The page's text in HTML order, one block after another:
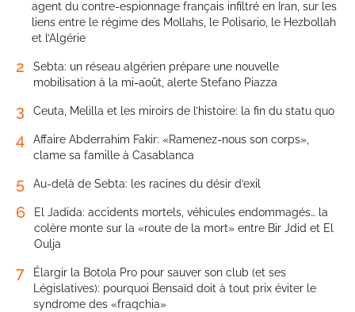
agent du contre-espionnage français infiltré en Iran, sur les
liens entre le régime des Mollahs, le Polisario, le Hezbollah
et l’Algérie
2
Sebta: un réseau algérien prépare une nouvelle
mobilisation à la mi-août, alerte Stefano Piazza
3 Ceuta, Melilla et les miroirs de l’histoire: la fin du statu quo
4
Affaire Abderrahim Fakir: «Ramenez-nous son corps»,
clame sa famille à Casablanca
5 Au-delà de Sebta: les racines du désir d’exil
6
El Jadida: accidents mortels, véhicules endommagés… la
colère monte sur la «route de la mort» entre Bir Jdid et El
Oulja
7
Élargir la Botola Pro pour sauver son club (et ses
Législatives): pourquoi Bensaïd doit à tout prix éviter le
syndrome des «fraqchia»